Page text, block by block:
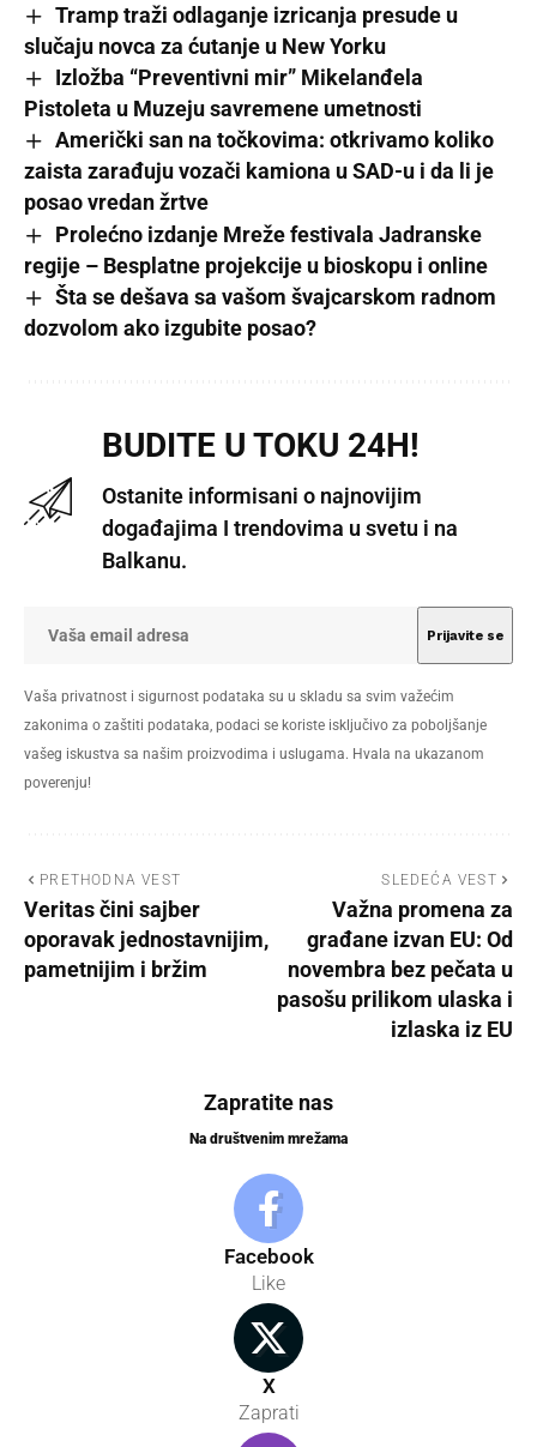
Tramp traži odlaganje izricanja presude u
slučaju novca za ćutanje u New Yorku
Izložba “Preventivni mir” Mikelanđela
Pistoleta u Muzeju savremene umetnosti
Američki san na točkovima: otkrivamo koliko
zaista zarađuju vozači kamiona u SAD-u i da li je
posao vredan žrtve
Prolećno izdanje Mreže festivala Jadranske
regije – Besplatne projekcije u bioskopu i online
Šta se dešava sa vašom švajcarskom radnom
dozvolom ako izgubite posao?
BUDITE U TOKU 24H!
Ostanite informisani o najnovijim
događajima I trendovima u svetu i na
Balkanu.
Vaša privatnost i sigurnost podataka su u skladu sa svim važećim
zakonima o zaštiti podataka, podaci se koriste isključivo za poboljšanje
vašeg iskustva sa našim proizvodima i uslugama. Hvala na ukazanom
poverenju!
PRETHODNA VEST
Veritas čini sajber
oporavak jednostavnijim,
pametnijim i bržim
SLEDEĆA VEST
Važna promena za
građane izvan EU: Od
novembra bez pečata u
pasošu prilikom ulaska i
izlaska iz EU
Zapratite nas
Na društvenim mrežama
Facebook
Like
X
Zaprati